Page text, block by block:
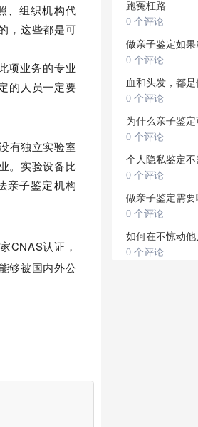
、组织机构代
，这些都是可
项业务的专业
的人员一定要
有独立实验室
。实验设备比
亲子鉴定机构
CNAS认证，
够被国内外公
跑冤枉路
0 个评论
做亲子鉴定如果
0 个评论
血和头发，都
0 个评论
为什么亲子鉴定
0 个评论
个人隐私鉴定
0 个评论
做亲子鉴定需
0 个评论
如何在不惊动
0 个评论